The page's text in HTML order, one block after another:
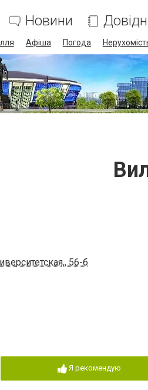
Новини
Афіша Погода
56-б
Я рекомендую